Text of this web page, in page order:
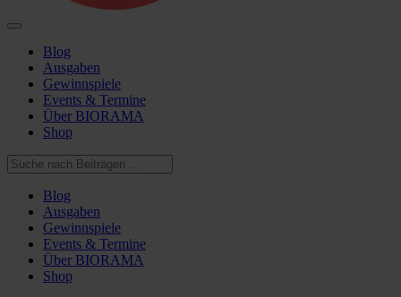
Blog
Ausgaben
Gewinnspiele
Events & Termine
Über BIORAMA
Shop
Blog
Ausgaben
Gewinnspiele
Events & Termine
Über BIORAMA
Shop